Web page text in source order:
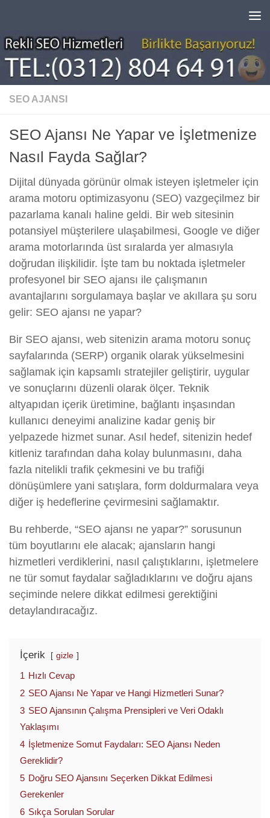
SEO AJANSI
SEO Ajansı Ne Yapar ve İşletmenize
Nasıl Fayda Sağlar?
Dijital dünyada görünür olmak isteyen işletmeler için
arama motoru optimizasyonu (SEO) vazgeçilmez bir
pazarlama kanalı haline geldi. Bir web sitesinin
potansiyel müşterilere ulaşabilmesi, Google ve diğer
arama motorlarında üst sıralarda yer almasıyla
doğrudan ilişkilidir. İşte tam bu noktada işletmeler
profesyonel bir SEO ajansı ile çalışmanın
avantajlarını sorgulamaya başlar ve akıllara şu soru
gelir: SEO ajansı ne yapar?
Bir SEO ajansı, web sitenizin arama motoru sonuç
sayfalarında (SERP) organik olarak yükselmesini
sağlamak için kapsamlı stratejiler geliştirir, uygular
ve sonuçlarını düzenli olarak ölçer. Teknik
altyapıdan içerik üretimine, bağlantı inşasından
kullanıcı deneyimi analizine kadar geniş bir
yelpazede hizmet sunar. Asıl hedef, sitenizin hedef
kitleniz tarafından daha kolay bulunmasını, daha
fazla nitelikli trafik çekmesini ve bu trafiği
dönüşümlere yani satışlara, form doldurmalara veya
diğer iş hedeflerine çevirmesini sağlamaktır.
Bu rehberde, “SEO ajansı ne yapar?” sorusunun
tüm boyutlarını ele alacak; ajansların hangi
hizmetleri verdiklerini, nasıl çalıştıklarını, işletmelere
ne tür somut faydalar sağladıklarını ve doğru ajans
seçiminde nelere dikkat edilmesi gerektiğini
detaylandıracağız.
İçerik gizle
1 Hızlı Cevap
2 SEO Ajansı Ne Yapar ve Hangi Hizmetleri Sunar?
3 SEO Ajansının Çalışma Prensipleri ve Veri Odaklı
Yaklaşımı
4 İşletmenize Somut Faydaları: SEO Ajansı Neden
Gereklidir?
5 Doğru SEO Ajansını Seçerken Dikkat Edilmesi
Gerekenler
6 Sıkça Sorulan Sorular